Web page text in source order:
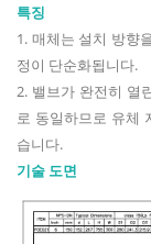
특징
1. 매체는 설치 방향
정이 단순화됩니다.
2. 밸브가 완전히 열
로 동일하므로 유체
습니다.
기술 도면